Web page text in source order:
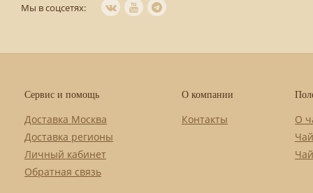
Мы в соцсетях:
Сервис и помощь
Доставка Москва
Доставка регионы
Личный кабинет
Обратная связь
О компании
Контакты
О